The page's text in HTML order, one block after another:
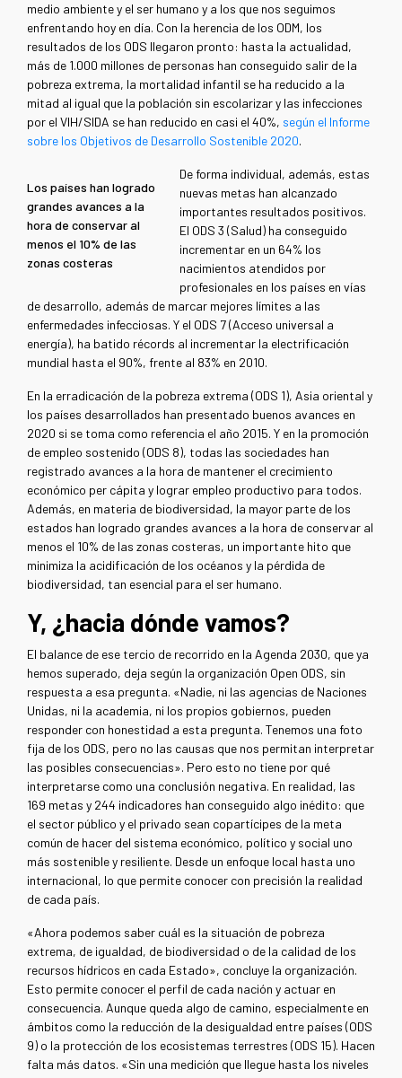
medio ambiente y el ser humano y a los que nos seguimos
enfrentando hoy en día. Con la herencia de los ODM, los
resultados de los ODS llegaron pronto: hasta la actualidad,
más de 1.000 millones de personas han conseguido salir de la
pobreza extrema, la mortalidad infantil se ha reducido a la
mitad al igual que la población sin escolarizar y las infecciones
por el VIH/SIDA se han reducido en casi el 40%, según el Informe
sobre los Objetivos de Desarrollo Sostenible 2020.
Los países han logrado
grandes avances a la
hora de conservar al
menos el 10% de las
zonas costeras
De forma individual, además, estas
nuevas metas han alcanzado
importantes resultados positivos.
El ODS 3 (Salud) ha conseguido
incrementar en un 64% los
nacimientos atendidos por
profesionales en los países en vías
de desarrollo, además de marcar mejores límites a las
enfermedades infecciosas. Y el ODS 7 (Acceso universal a
energía), ha batido récords al incrementar la electrificación
mundial hasta el 90%, frente al 83% en 2010.
En la erradicación de la pobreza extrema (ODS 1), Asia oriental y
los países desarrollados han presentado buenos avances en
2020 si se toma como referencia el año 2015. Y en la promoción
de empleo sostenido (ODS 8), todas las sociedades han
registrado avances a la hora de mantener el crecimiento
económico per cápita y lograr empleo productivo para todos.
Además, en materia de biodiversidad, la mayor parte de los
estados han logrado grandes avances a la hora de conservar al
menos el 10% de las zonas costeras, un importante hito que
minimiza la acidificación de los océanos y la pérdida de
biodiversidad, tan esencial para el ser humano.
Y, ¿hacia dónde vamos?
El balance de ese tercio de recorrido en la Agenda 2030, que ya
hemos superado, deja según la organización Open ODS, sin
respuesta a esa pregunta. «Nadie, ni las agencias de Naciones
Unidas, ni la academia, ni los propios gobiernos, pueden
responder con honestidad a esta pregunta. Tenemos una foto
fija de los ODS, pero no las causas que nos permitan interpretar
las posibles consecuencias». Pero esto no tiene por qué
interpretarse como una conclusión negativa. En realidad, las
169 metas y 244 indicadores han conseguido algo inédito: que
el sector público y el privado sean copartícipes de la meta
común de hacer del sistema económico, político y social uno
más sostenible y resiliente. Desde un enfoque local hasta uno
internacional, lo que permite conocer con precisión la realidad
de cada país.
«Ahora podemos saber cuál es la situación de pobreza
extrema, de igualdad, de biodiversidad o de la calidad de los
recursos hídricos en cada Estado», concluye la organización.
Esto permite conocer el perfil de cada nación y actuar en
consecuencia. Aunque queda algo de camino, especialmente en
ámbitos como la reducción de la desigualdad entre países (ODS
9) o la protección de los ecosistemas terrestres (ODS 15). Hacen
falta más datos. «Sin una medición que llegue hasta los niveles